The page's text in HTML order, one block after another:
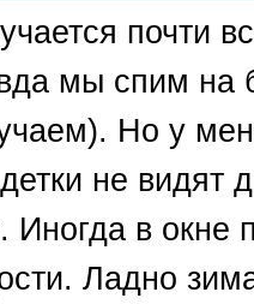
почти
мы спим на
Но у
не видят
Иногда в окне
Ладно